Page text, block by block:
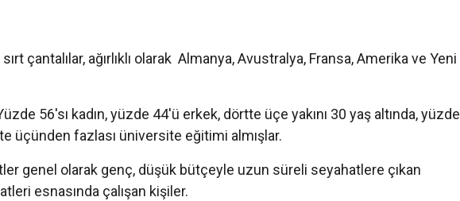
çantalılar, ağırlıklı olarak Almanya, Avustralya, Fransa, Amerika ve Yeni
56'sı kadın, yüzde 44'ü erkek, dörtte üçe yakını 30 yaş altında, yüzde
üçünden fazlası üniversite eğitimi almışlar.
genel olarak genç, düşük bütçeyle uzun süreli seyahatlere çıkan
esnasında çalışan kişiler.